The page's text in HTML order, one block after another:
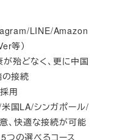
LINE/Amazon
等）
殆どなく、更に中国
の接続
用
国LA/シンガポール/
、快適な接続が可能
つの選べるコース